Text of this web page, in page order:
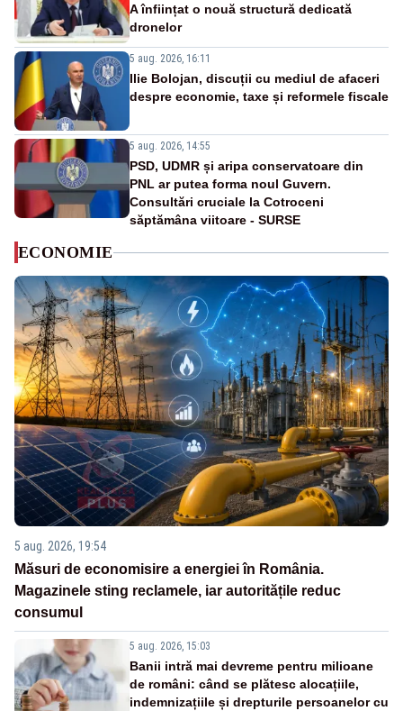
A înființat o nouă structură dedicată
dronelor
5 aug. 2026, 16:11
Ilie Bolojan, discuții cu mediul de afaceri
despre economie, taxe și reformele fiscale
5 aug. 2026, 14:55
PSD, UDMR și aripa conservatoare din
PNL ar putea forma noul Guvern.
Consultări cruciale la Cotroceni
săptămâna viitoare - SURSE
ECONOMIE
5 aug. 2026, 19:54
Măsuri de economisire a energiei în România.
Magazinele sting reclamele, iar autoritățile reduc
consumul
5 aug. 2026, 15:03
Banii intră mai devreme pentru milioane
de români: când se plătesc alocațiile,
indemnizațiile și drepturile persoanelor cu